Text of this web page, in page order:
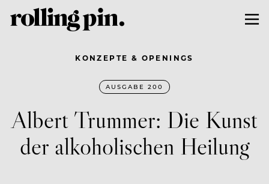
KONZEPTE & OPENINGS
AUSGABE 200
Albert Trummer: Die Kunst
der alkoholischen Heilung